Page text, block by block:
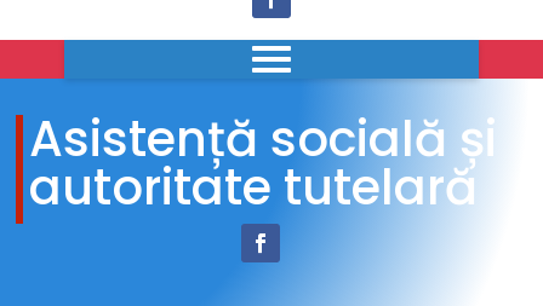
Asistență socială și
autoritate tutelară